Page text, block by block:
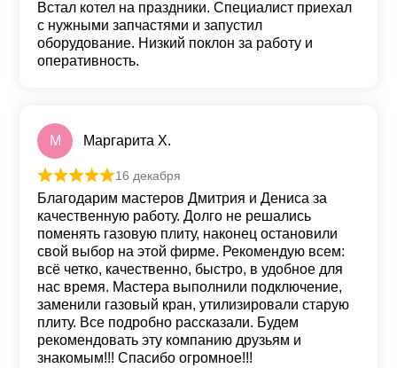
Встал котел на праздники. Специалист приехал
с нужными запчастями и запустил
оборудование. Низкий поклон за работу и
оперативность.
М Маргарита Х.
Оценка5 из 5
16 декабря
Благодарим мастеров Дмитрия и Дениса за
качественную работу. Долго не решались
поменять газовую плиту, наконец остановили
свой выбор на этой фирме. Рекомендую всем:
всё четко, качественно, быстро, в удобное для
нас время. Мастера выполнили подключение,
заменили газовый кран, утилизировали старую
плиту. Все подробно рассказали. Будем
рекомендовать эту компанию друзьям и
знакомым!!! Спасибо огромное!!!